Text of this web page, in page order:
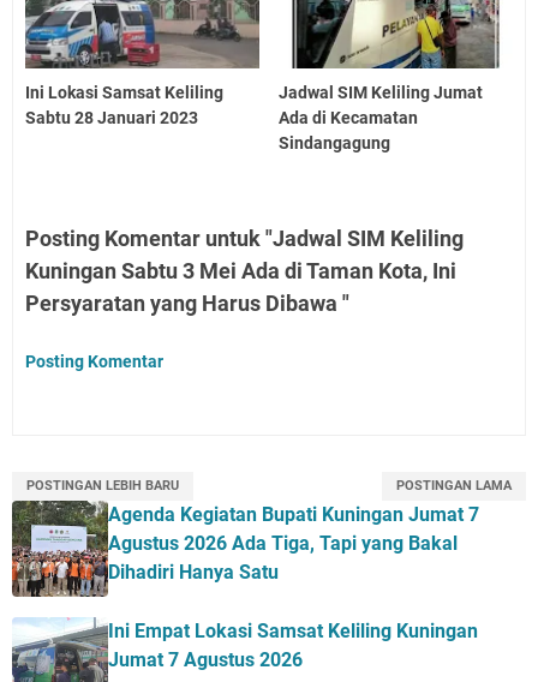
Ini Lokasi Samsat Keliling
Sabtu 28 Januari 2023
Jadwal SIM Keliling Jumat
Ada di Kecamatan
Sindangagung
Posting Komentar untuk "Jadwal SIM Keliling
Kuningan Sabtu 3 Mei Ada di Taman Kota, Ini
Persyaratan yang Harus Dibawa "
Posting Komentar
POSTINGAN LEBIH BARU POSTINGAN LAMA
Agenda Kegiatan Bupati Kuningan Jumat 7
Agustus 2026 Ada Tiga, Tapi yang Bakal
Dihadiri Hanya Satu
Ini Empat Lokasi Samsat Keliling Kuningan
Jumat 7 Agustus 2026